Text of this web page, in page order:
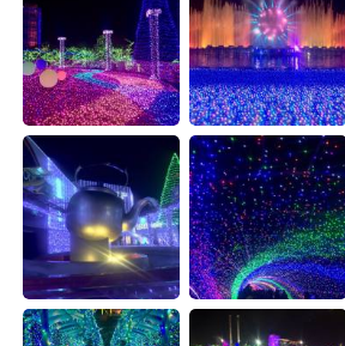
한국어
Русский ไทย
Indonesia Italiano
Türkçe Tiếng Việt
Português